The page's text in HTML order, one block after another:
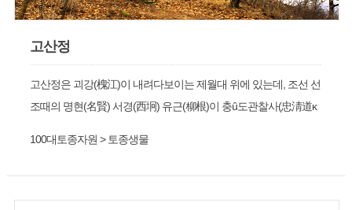
고산정
고산정은 괴강(槐江)이 내려다보이는 제월대 위에 있는데, 조선 선
조때의 명현(名賢) 서경(西坰) 유근(柳根)이 충û도관찰사(忠淸道κ
100대토종자원 > 토종생물